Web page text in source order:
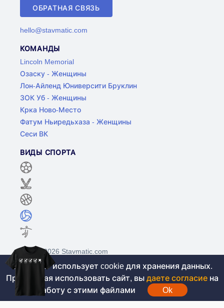
ОБРАТНАЯ СВЯЗЬ
hello@stavmatic.com
КОМАНДЫ
Lincoln Memorial
Озаску - Женщины
Лон-Айленд Юниверсити Бруклин
ЗОК Уб - Женщины
Крка Ново-Место
Фатум Ньиредьхаза - Женщины
Сеси ВК
ВИДЫ СПОРТА
©2017-2026 Stavmatic.com
Для лиц старше 18 лет. На сайте не
проводятся игры на денежные средства, вся
Этот сайт использует cookie для хранения данных.
Продолжая использовать сайт, вы даете согласие на
работу с этими файлами
Ok